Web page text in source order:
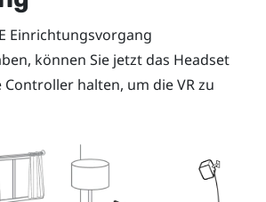
Einrichtungsvorgang
können Sie jetzt das Headset
Controller halten, um die VR zu